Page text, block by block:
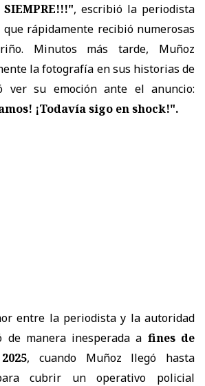
SIEMPRE!!!", escribió la periodista
rápidamente recibió numerosas
Minutos más tarde, Muñoz
la fotografía en sus historias de
ver su emoción ante el anuncio:
¡Todavía sigo en shock!".
entre la periodista y la autoridad
de manera inesperada a fines de
, cuando Muñoz llegó hasta
cubrir un operativo policial